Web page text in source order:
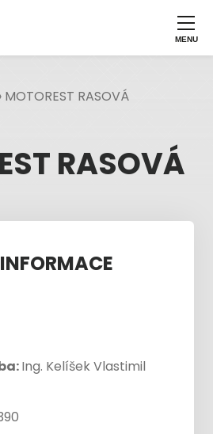
MOTOREST RASOVÁ
RASOVÁ
Ing. Kelíšek Vlastimil